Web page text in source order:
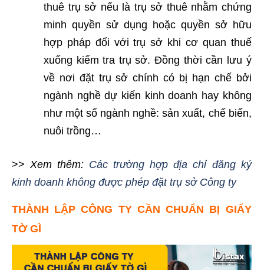
thuê trụ sở nếu là trụ sở thuê nhằm chứng
minh quyền sử dụng hoặc quyền sở hữu
hợp pháp đối với trụ sở khi cơ quan thuế
xuống kiểm tra trụ sở. Đồng thời cần lưu ý
về nơi đặt trụ sở chính có bị hạn chế bởi
ngành nghề dự kiến kinh doanh hay không
như một số ngành nghề: sản xuất, chế biến,
nuôi trồng…
>> Xem thêm: Các trường hợp địa chỉ đăng ký
kinh doanh không được phép đặt trụ sở Công ty
THÀNH LẬP CÔNG TY CẦN CHUẨN BỊ GIẤY
TỜ GÌ